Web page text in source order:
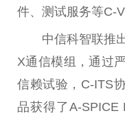
件、测试服务等C-
中信科智联推
X通信模组，通过
信赖试验，C-ITS
品获得了A-